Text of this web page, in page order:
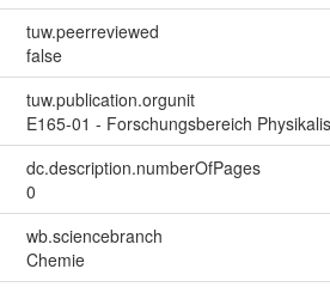
tuw.peerreviewed
false
tuw.publication.orgunit
E165-01 - Forschungsbereich
dc.description.numberOfPages
0
wb.sciencebranch
Chemie